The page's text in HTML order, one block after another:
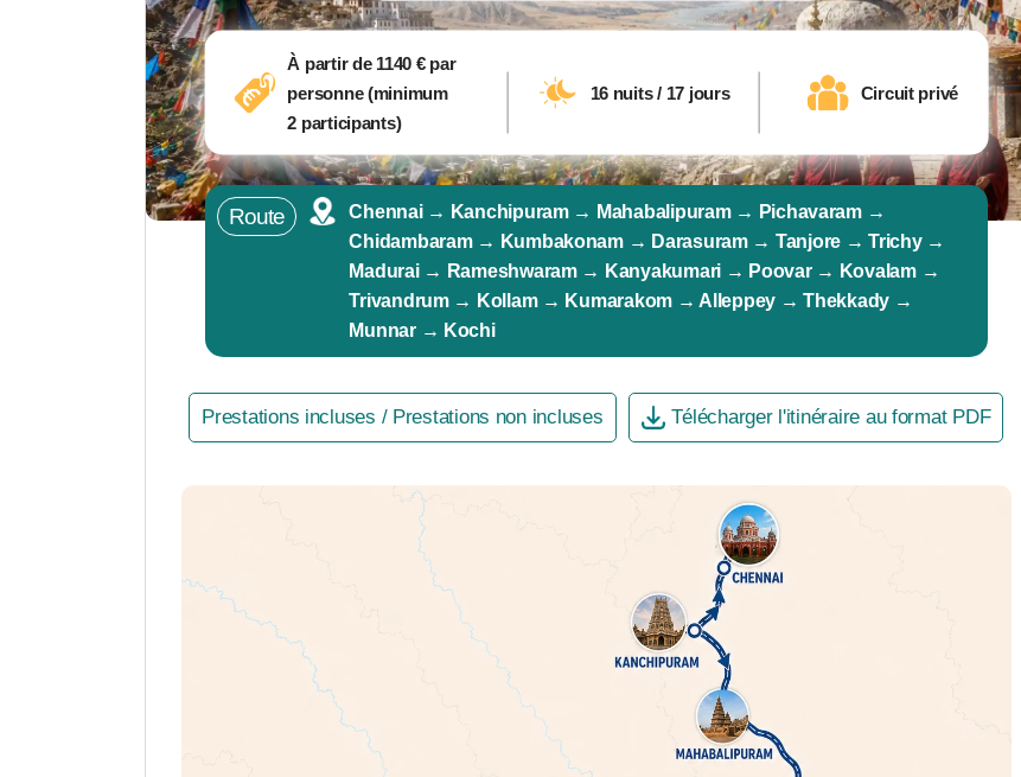
À partir de 1140 € par
personne (minimum
2 participants)
16 nuits / 17 jours Circuit privé
Route
Chennai → Kanchipuram → Mahabalipuram → Pichavaram →
Chidambaram → Kumbakonam → Darasuram → Tanjore → Trichy →
Madurai → Rameshwaram → Kanyakumari → Poovar → Kovalam →
Trivandrum → Kollam → Kumarakom → Alleppey → Thekkady →
Munnar → Kochi
Prestations incluses / Prestations non incluses Télécharger l'itinéraire au format PDF